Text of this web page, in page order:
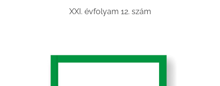
XXI. évfolyam 12. szám